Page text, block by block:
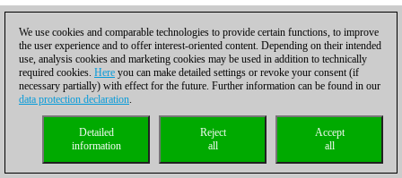
Yu Yangyi
We use cookies and comparable technologies to provide certain functions, to improve
the user experience and to offer interest-oriented content. Depending on their intended
use, analysis cookies and marketing cookies may be used in addition to technically
required cookies. Here you can make detailed settings or revoke your consent (if
necessary partially) with effect for the future. Further information can be found in our
data protection declaration.
Accept
all
Reject
all
Detailed
information